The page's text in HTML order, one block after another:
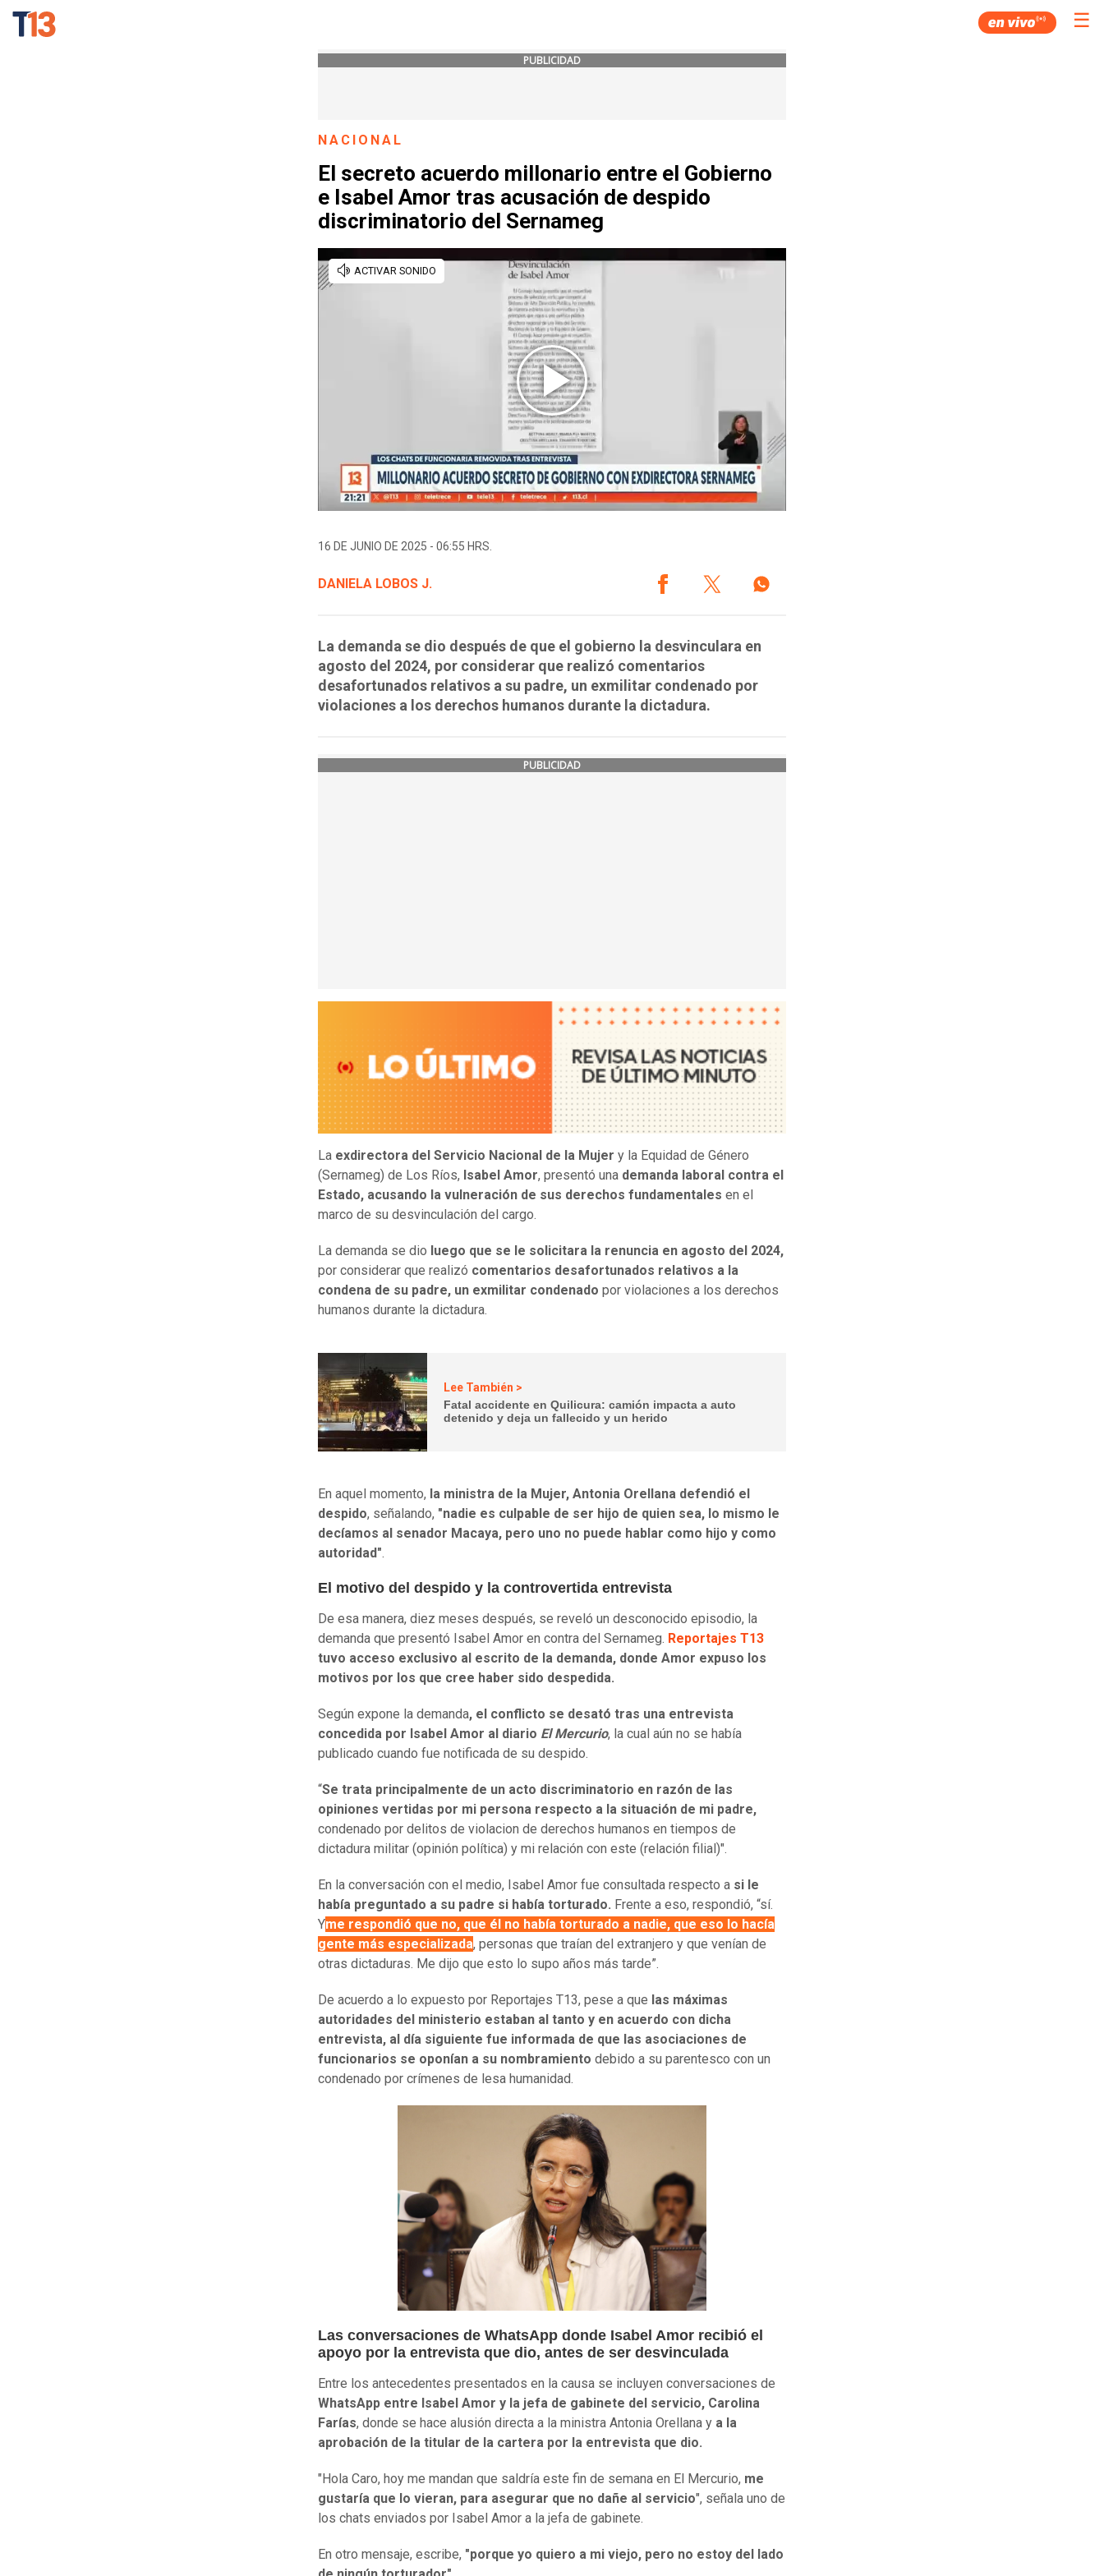
☰
PUBLICIDAD
NACIONAL
El secreto acuerdo millonario entre el Gobierno
e Isabel Amor tras acusación de despido
discriminatorio del Sernameg
16 DE JUNIO DE 2025 - 06:55 HRS.
DANIELA LOBOS J.
La demanda se dio después de que el gobierno la desvinculara en
agosto del 2024, por considerar que realizó comentarios
desafortunados relativos a su padre, un exmilitar condenado por
violaciones a los derechos humanos durante la dictadura.
PUBLICIDAD
La exdirectora del Servicio Nacional de la Mujer y la Equidad de Género
(Sernameg) de Los Ríos, Isabel Amor, presentó una demanda laboral contra el
Estado, acusando la vulneración de sus derechos fundamentales en el
marco de su desvinculación del cargo.
La demanda se dio luego que se le solicitara la renuncia en agosto del 2024,
por considerar que realizó comentarios desafortunados relativos a la
condena de su padre, un exmilitar condenado por violaciones a los derechos
humanos durante la dictadura.
Lee También >
Fatal accidente en Quilicura: camión impacta a auto
detenido y deja un fallecido y un herido
En aquel momento, la ministra de la Mujer, Antonia Orellana defendió el
despido, señalando, "nadie es culpable de ser hijo de quien sea, lo mismo le
decíamos al senador Macaya, pero uno no puede hablar como hijo y como
autoridad".
El motivo del despido y la controvertida entrevista
De esa manera, diez meses después, se reveló un desconocido episodio, la
demanda que presentó Isabel Amor en contra del Sernameg. Reportajes T13
tuvo acceso exclusivo al escrito de la demanda, donde Amor expuso los
motivos por los que cree haber sido despedida.
Según expone la demanda, el conflicto se desató tras una entrevista
concedida por Isabel Amor al diario El Mercurio, la cual aún no se había
publicado cuando fue notificada de su despido.
“Se trata principalmente de un acto discriminatorio en razón de las
opiniones vertidas por mi persona respecto a la situación de mi padre,
condenado por delitos de violacion de derechos humanos en tiempos de
dictadura militar (opinión política) y mi relación con este (relación filial)".
En la conversación con el medio, Isabel Amor fue consultada respecto a si le
había preguntado a su padre si había torturado. Frente a eso, respondió, “sí.
Yme respondió que no, que él no había torturado a nadie, que eso lo hacía
gente más especializada, personas que traían del extranjero y que venían de
otras dictaduras. Me dijo que esto lo supo años más tarde”.
De acuerdo a lo expuesto por Reportajes T13, pese a que las máximas
autoridades del ministerio estaban al tanto y en acuerdo con dicha
entrevista, al día siguiente fue informada de que las asociaciones de
funcionarios se oponían a su nombramiento debido a su parentesco con un
condenado por crímenes de lesa humanidad.
Las conversaciones de WhatsApp donde Isabel Amor recibió el
apoyo por la entrevista que dio, antes de ser desvinculada
Entre los antecedentes presentados en la causa se incluyen conversaciones de
WhatsApp entre Isabel Amor y la jefa de gabinete del servicio, Carolina
Farías, donde se hace alusión directa a la ministra Antonia Orellana y a la
aprobación de la titular de la cartera por la entrevista que dio.
"Hola Caro, hoy me mandan que saldría este fin de semana en El Mercurio, me
gustaría que lo vieran, para asegurar que no dañe al servicio", señala uno de
los chats enviados por Isabel Amor a la jefa de gabinete.
En otro mensaje, escribe, "porque yo quiero a mi viejo, pero no estoy del lado